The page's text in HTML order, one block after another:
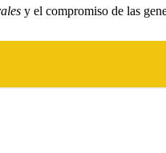
y el compromiso de las